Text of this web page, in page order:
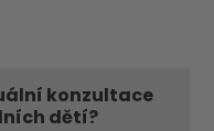
konzultace
dětí?